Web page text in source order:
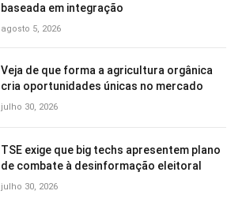
baseada em integração
agosto 5, 2026
Veja de que forma a agricultura orgânica
cria oportunidades únicas no mercado
julho 30, 2026
TSE exige que big techs apresentem plano
de combate à desinformação eleitoral
julho 30, 2026